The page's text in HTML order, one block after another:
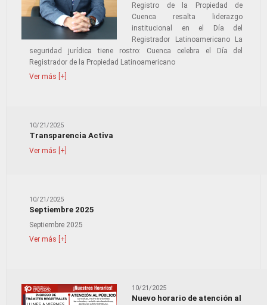
Registro de la Propiedad de
Cuenca resalta liderazgo
institucional en el Día del
Registrador Latinoamericano La
seguridad jurídica tiene rostro: Cuenca celebra el Día del
Registrador de la Propiedad Latinoamericano
Ver más [+]
10/21/2025
Transparencia Activa
Ver más [+]
10/21/2025
Septiembre 2025
Septiembre 2025
Ver más [+]
10/21/2025
Nuevo horario de atención al